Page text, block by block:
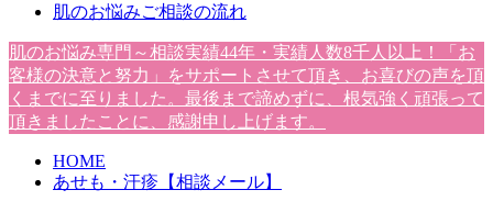
肌のお悩みご相談の流れ
肌のお悩み専門～相談実績44年・実績人数8千人以上！「お
客様の決意と努力」をサポートさせて頂き、お喜びの声を頂
くまでに至りました。最後まで諦めずに、根気強く頑張って
頂きましたことに、感謝申し上げます。
HOME
あせも・汗疹【相談メール】